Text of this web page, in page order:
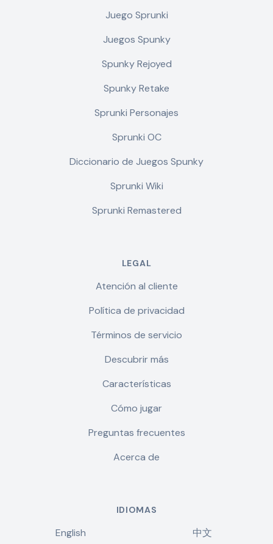
Juego Sprunki
Juegos Spunky
Spunky Rejoyed
Spunky Retake
Sprunki Personajes
Sprunki OC
Diccionario de Juegos Spunky
Sprunki Wiki
Sprunki Remastered
LEGAL
Atención al cliente
Política de privacidad
Términos de servicio
Descubrir más
Características
Cómo jugar
Preguntas frecuentes
Acerca de
IDIOMAS
English 中文